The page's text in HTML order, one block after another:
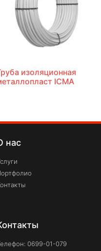
изоляционная
ICMA
нас
0699-01-079